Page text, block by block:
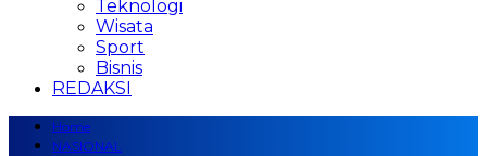
Teknologi
Wisata
Sport
Bisnis
REDAKSI
Home
NASIONAL